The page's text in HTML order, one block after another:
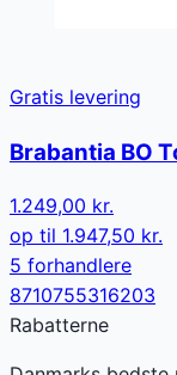
Gratis levering
Brabantia BO
1.249,00 kr.
op til 1.947,50 kr.
5 forhandlere
8710755316203
Rabatterne